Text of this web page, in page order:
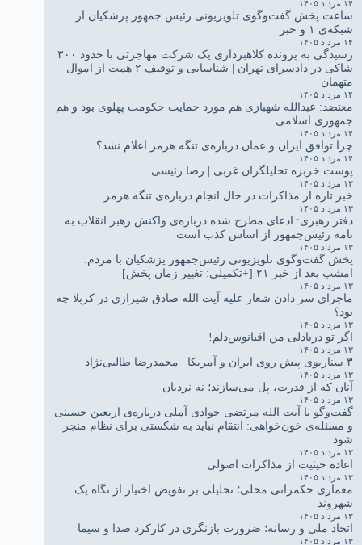
۱۴ مرداد ۱۴۰۵
ساعت پخش گفت‌وگوی تلویزیونی رئیس جمهور پزشکیان از
شبکه‌ی ۱ و خبر
۱۴ مرداد ۱۴۰۵
رسیدگی به پرونده کلاهبرداری یک شرکت مهاجرتی با حدود ۳۰۰
شاکی در دادسرای تهران | شناسایی و توقیف ۲ همت از اموال
متهمان
۱۴ مرداد ۱۴۰۵
معتضد: عبدالله شهبازی هم مورد حمایت حکومت پهلوی بود و هم
جمهوری اسلامی
۱۴ مرداد ۱۴۰۵
چرا توافق ایران و عمان درباره‌ی تنگه هرمز اعلام نشد؟
۱۴ مرداد ۱۴۰۵
پوست خربزه تحلیلگران غربی | رضا رئیسی
۱۳ مرداد ۱۴۰۵
خبر تازه از مذاکرات در حال انجام درباره‌ی تنگه هرمز
۱۳ مرداد ۱۴۰۵
دفتر رهبری: ادعای مطرح شده درباره‌ی واکنش رهبر انقلاب به
نامه رئیس‌جمهور از اساس کذب است
۱۳ مرداد ۱۴۰۵
پخش گفت‌وگوی تلویزیونی رئیس‌جمهور پزشکیان با مردم:
امشب بعد از خبر ۲۱ [+تکمیلی: تغییر زمان پخش]
۱۳ مرداد ۱۴۰۵
ماجرای سر دادن شعار علیه آیت الله صادق شیرازی در کربلا چه
بود؟
۱۳ مرداد ۱۴۰۵
اگر تو دریادلی من اقیانوس‌دلم!
۱۳ مرداد ۱۴۰۵
۳ سناریوی پیش روی ایران و آمریکا | محمدرضا طالبی‌نژاد
۱۳ مرداد ۱۴۰۵
آنان که از قدرت، پل می‌سازند؛ نه نردبان
۱۳ مرداد ۱۴۰۵
گفت‌وگو با آیت الله مرتضی جوادی آملی درباره‌ی اربعین حسینی
و مسئله‌ی خون‌خواهی: انتقام نباید به شکستی برای نظام منجر
شود
۱۳ مرداد ۱۴۰۵
اعاده حیثیت از مذاکرات اصولی
۱۳ مرداد ۱۴۰۵
معماری حکمرانی محلی؛ تحلیلی بر تفویض اختیار از نگاه یک
شهروند
۱۳ مرداد ۱۴۰۵
اتحاد ملی و رسانه؛ ضرورت بازنگری در کارکرد صدا و سیما
۱۳ مرداد ۱۴۰۵